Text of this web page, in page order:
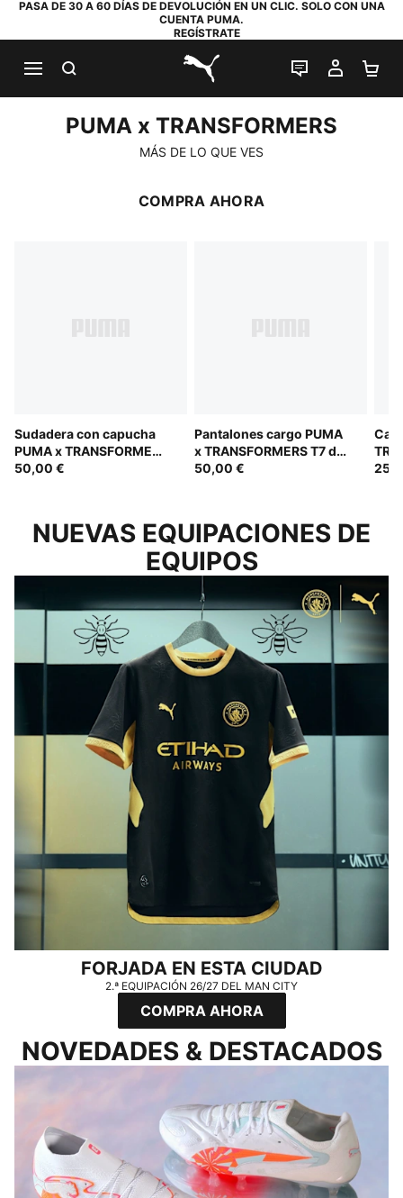
PASA DE 30 A 60 DÍAS DE DEVOLUCIÓN EN UN CLIC. SOLO CON UNA
CUENTA PUMA.
REGÍSTRATE
PUMA.com
CHAT EN
MI
PUMA x TRANSFORMERS
PUMA x TRANSFORMERS
MÁS DE LO QUE VES
COMPRA AHORA
Sudadera con capucha
PUMA x TRANSFORMERS
T7 de corte holgado y
50,00 €
Pantalones cargo PUMA
x TRANSFORMERS T7 de
corte holgado para niños
50,00 €
NUEVAS EQUIPACIONES DE
EQUIPOS
FORJADA EN ESTA CIUDAD
FORJADA EN ESTA CIUDAD
2.ª EQUIPACIÓN 26/27 DEL MAN CITY
COMPRA AHORA
NOVEDADES & DESTACADOS